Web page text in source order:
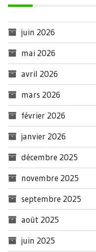
juin 2026
mai 2026
avril 2026
mars 2026
février 2026
janvier 2026
décembre 2025
novembre 2025
septembre 2025
août 2025
juin 2025